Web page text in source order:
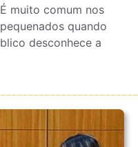
muito comum nos
quando
desconhece a